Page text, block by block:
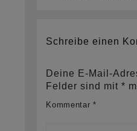
Schreibe einen
Deine E-Mail-
Felder sind mit*
Kommentar*